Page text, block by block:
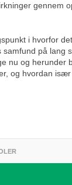
gennem
i hvorfor
på lang
nu og herunder
og hvordan